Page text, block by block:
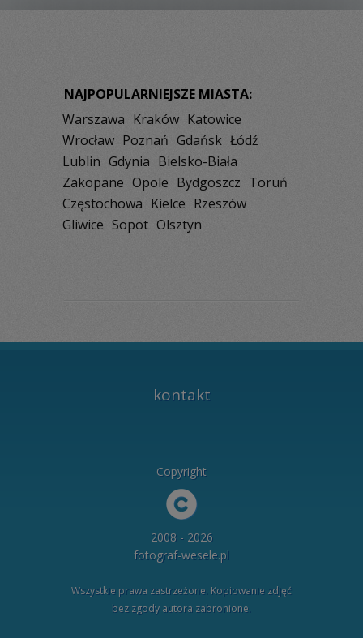
NAJPOPULARNIEJSZE MIASTA:
Warszawa Kraków Katowice
Wrocław Poznań Gdańsk Łódź
Lublin Gdynia Bielsko-Biała
Zakopane Opole Bydgoszcz Toruń
Częstochowa Kielce Rzeszów
Gliwice Sopot Olsztyn
kontakt
Copyright
2008 - 2026
fotograf-wesele.pl
Wszystkie prawa zastrzeżone. Kopiowanie zdjęć
bez zgody autora zabronione.